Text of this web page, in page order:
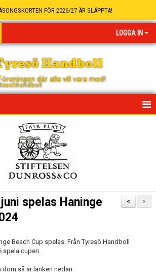
FÖR 2026/27 ÄR SLÄPPTA!
LOGGA IN
Handboll
där alla vill vara med!
>
<
juni spelas Haninge
Beach Cup spelas. Från Tyresö Handboll
spela cupen.
så är länken nedan.